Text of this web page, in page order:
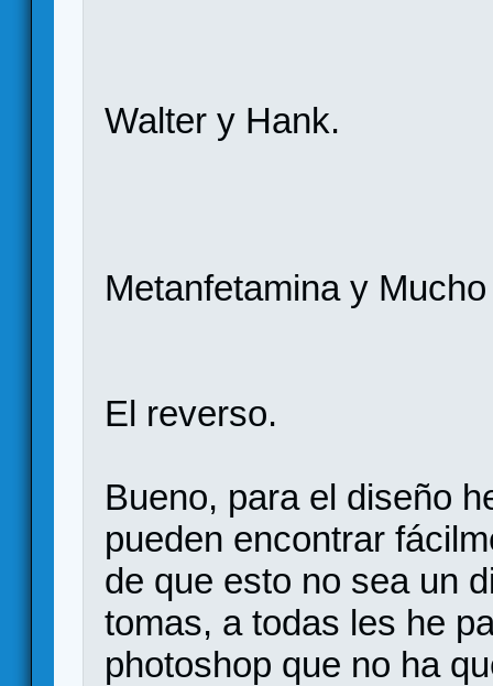
Walter y Hank.
Metanfetamina y
El reverso.
Bueno, para el diseño
pueden encontrar
de que esto no sea un
tomas, a todas les he
photoshop que no ha